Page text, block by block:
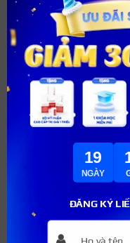
Lựa chọn ở
ĐĂNG KÝ
19
NGÀY